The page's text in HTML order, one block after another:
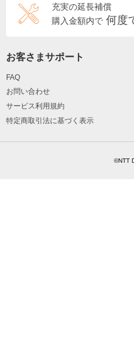
充実の延長補償
購入金額内で 何度
お客さまサポート
FAQ
お問い合わせ
サービス利用規約
特定商取引法に基づく表示
©NTT